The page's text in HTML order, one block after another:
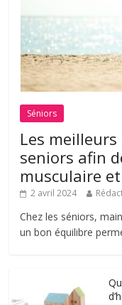
Séniors
Les
seniors afin
musculaire
2 avril 2024
Chez les séniors,
un bon équilibre